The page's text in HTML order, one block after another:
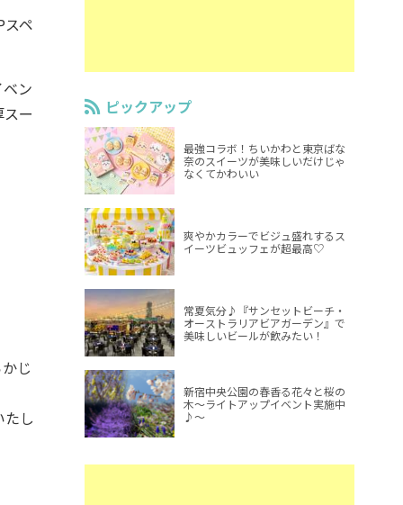
ペ
ン
ー
じ
し
ピックアップ
最強コラボ！ちいかわと東京ばな
奈のスイーツが美味しいだけじゃ
なくてかわいい
爽やかカラーでビジュ盛れするス
イーツビュッフェが超最高♡
常夏気分♪『サンセットビーチ・
オーストラリアビアガーデン』で
美味しいビールが飲みたい！
新宿中央公園の春香る花々と桜の
木～ライトアップイベント実施中
♪～